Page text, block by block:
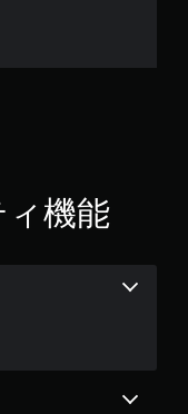
機能